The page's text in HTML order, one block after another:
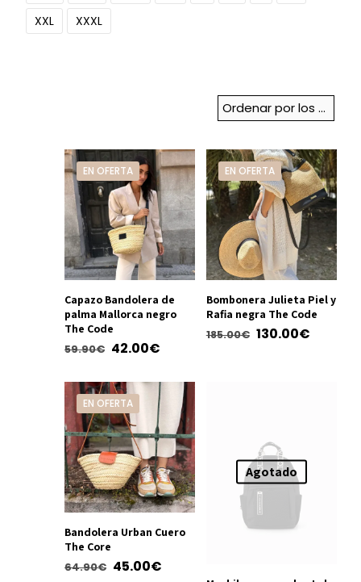
XXL
XXXL
EN OFERTA
Capazo Bandolera de
palma Mallorca negro
The Code
59.90€ El
original
era:
59.90€.
42.00€
actual
42.00€.
producto
tiene
múltiples
variantes.
Las
opciones
se
pueden
elegir
en
EN OFERTA
Bombonera Julieta Piel y
Rafia negra The Code
185.00€ El
130.00€El
opciones
pueden
EN OFERTA
Bandolera Urban Cuero
The Core
64.90€ El
45.00€
Agotado